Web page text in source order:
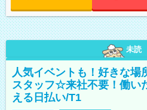
未読
人気イベントも！好きな場
スタッフ☆来社不要！働い
える日払い/T1